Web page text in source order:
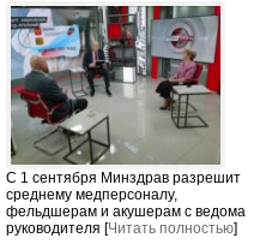
С 1 сентября Минздрав разрешит
среднему медперсоналу,
фельдшерам и акушерам с ведома
руководителя [Читать полностью]